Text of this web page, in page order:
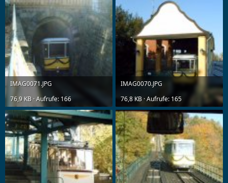
IMAG0071.JPG
76,9 KB · Aufrufe: 166
IMAG0070.JPG
76,8 KB · Aufrufe: 165